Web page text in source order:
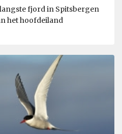
fjord in Spitsbergen
het hoofdeiland